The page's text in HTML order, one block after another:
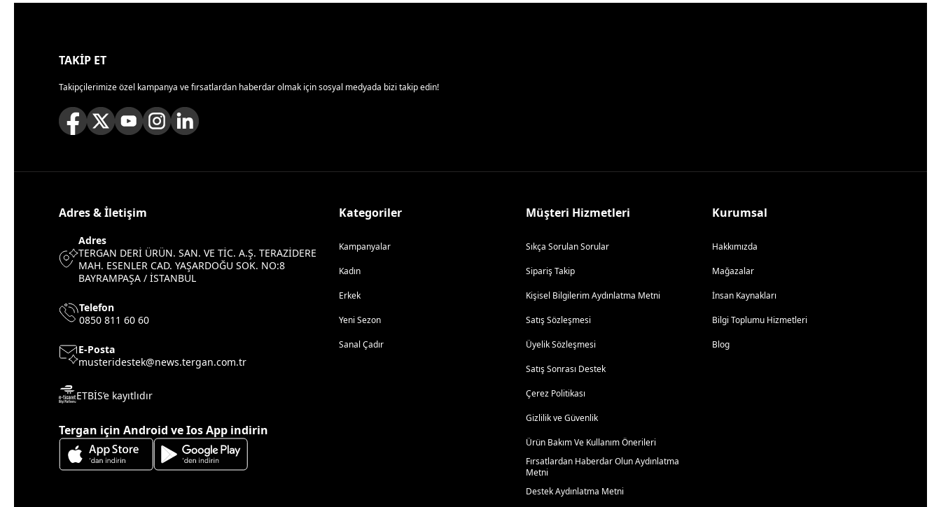
TAKİP ET
Takipçilerimize özel kampanya ve fırsatlardan haberdar olmak için sosyal medyada bizi takip edin!
Adres & İletişim
Adres
TERGAN DERİ ÜRÜN. SAN. VE TİC. A.Ş. TERAZİDERE
MAH. ESENLER CAD. YAŞARDOĞU SOK. NO:8
BAYRAMPAŞA / İSTANBUL
Telefon
0850 811 60 60
E-Posta
musteridestek@news.tergan.com.tr
ETBİS’e kayıtlıdır
Tergan için Android ve Ios App indirin
Kategoriler
Kampanyalar
Kadın
Erkek
Yeni Sezon
Sanal Çadır
Müşteri Hizmetleri
Sıkça Sorulan Sorular
Sipariş Takip
Kişisel Bilgilerim Aydınlatma Metni
Satış Sözleşmesi
Üyelik Sözleşmesi
Satış Sonrası Destek
Çerez Politikası
Gizlilik ve Güvenlik
Ürün Bakım Ve Kullanım Önerileri
Fırsatlardan Haberdar Olun Aydınlatma
Metni
Destek Aydınlatma Metni
Kurumsal
Hakkımızda
Mağazalar
İnsan Kaynakları
Bilgi Toplumu Hizmetleri
Blog